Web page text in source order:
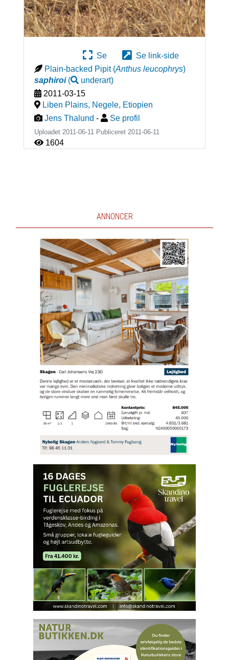
Se
Se link-side
Plain-backed Pipit (Anthus leucophrys)
saphiroi( underart)
2011-03-15
Liben Plains, Negele, Etiopien
Jens Thalund - Se profil
Uploadet 2011-06-11 Publiceret 2011-06-11
1604
ANNONCER